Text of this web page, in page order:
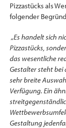
Pizzastücks als
folgender
„Es handelt sich
Pizzastücks,
das wesentliche
Gestalter steht bei
sehr breite
Verfügung. Ein
Gestaltung